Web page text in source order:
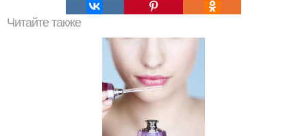
Читайте также